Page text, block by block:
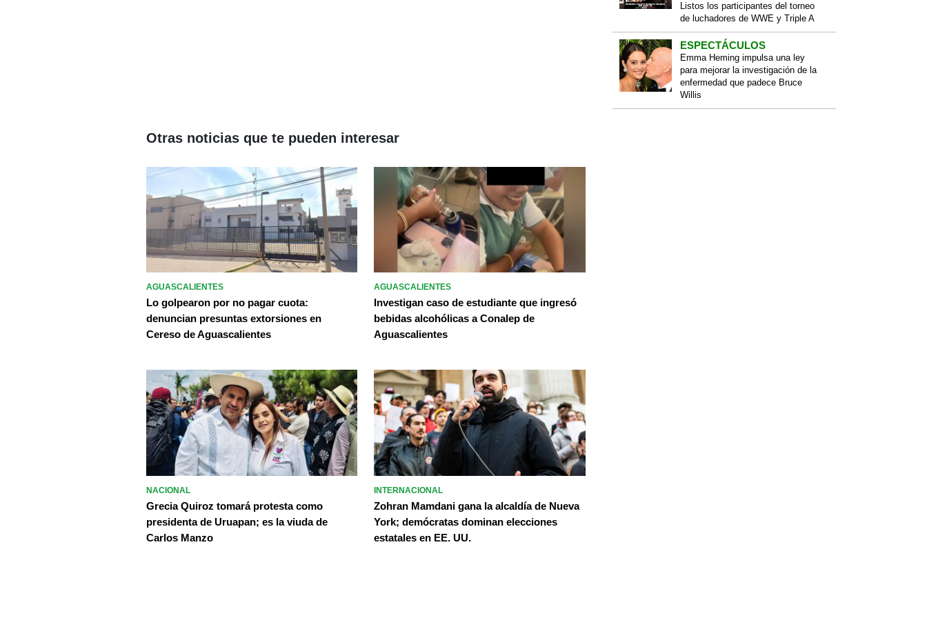
Listos los participantes del torneo
de luchadores de WWE y Triple A
ESPECTÁCULOS
Emma Heming impulsa una ley
para mejorar la investigación de la
enfermedad que padece Bruce
Willis
Otras noticias que te pueden interesar
AGUASCALIENTES
Lo golpearon por no pagar cuota:
denuncian presuntas extorsiones en
Cereso de Aguascalientes
AGUASCALIENTES
Investigan caso de estudiante que ingresó
bebidas alcohólicas a Conalep de
Aguascalientes
NACIONAL
Grecia Quiroz tomará protesta como
presidenta de Uruapan; es la viuda de
Carlos Manzo
INTERNACIONAL
Zohran Mamdani gana la alcaldía de Nueva
York; demócratas dominan elecciones
estatales en EE. UU.